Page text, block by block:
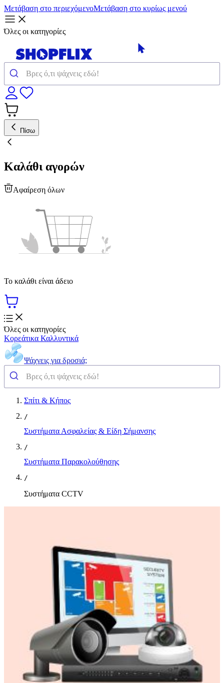
Μετάβαση στο περιεχόμενοΜετάβαση στο κυρίως μενού
Όλες οι κατηγορίες
Πίσω
Καλάθι αγορών
Αφαίρεση όλων
Το καλάθι είναι άδειο
Όλες οι κατηγορίες
Κορεάτικα Καλλυντικά
Ψάχνεις για δροσιά;
Σπίτι & Κήπος
/
Συστήματα Ασφαλείας & Είδη Σήμανσης
/
Συστήματα Παρακολούθησης
/
Συστήματα CCTV